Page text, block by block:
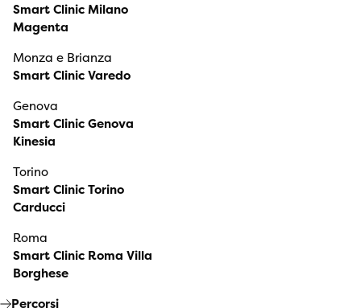
Smart Clinic Milano
Magenta
Monza e Brianza
Smart Clinic Varedo
Genova
Smart Clinic Genova
Kinesia
Torino
Smart Clinic Torino
Carducci
Roma
Smart Clinic Roma Villa
Borghese
Percorsi